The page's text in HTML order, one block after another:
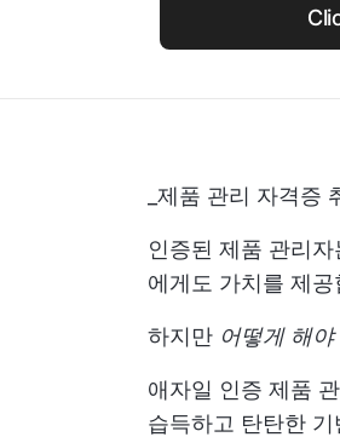
_제품 관리 자격증
인증된 제품 관리
에게도 가치를 제공
하지만 어떻게 해
애자일 인증 제품
습득하고 탄탄한